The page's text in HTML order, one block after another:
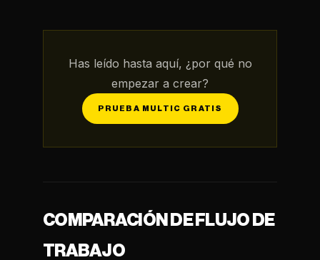
Has leído hasta aquí, ¿por qué no
empezar a crear?
PRUEBA MULTIC GRATIS
COMPARACIÓN DE FLUJO DE
TRABAJO